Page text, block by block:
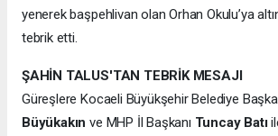
yenerek başpehlivan olan Orhan Okulu’ya
tebrik etti.
ŞAHİN TALUS'TAN TEBRİK MESAJI
Güreşlere Kocaeli Büyükşehir Belediye
Büyükakın ve MHP İl Başkanı Tuncay Batı